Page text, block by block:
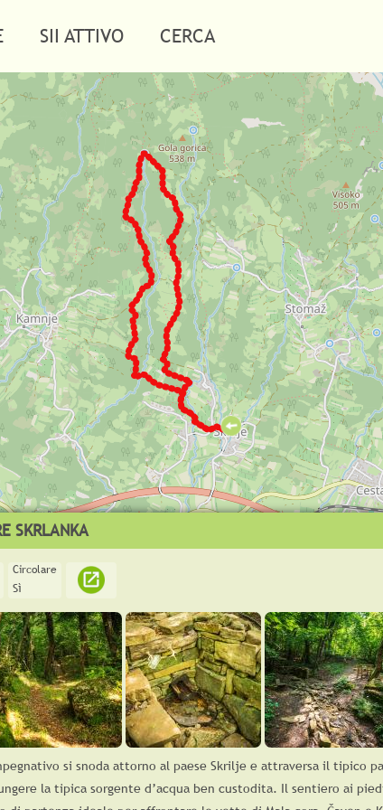
SII ATTIVO CERCA
SKRLANKA
Circolare
Sì
si snoda attorno al paese Skrilje e attraversa il tipico
la tipica sorgente d’acqua ben custodita. Il sentiero ai